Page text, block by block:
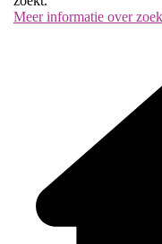
Meer informatie over